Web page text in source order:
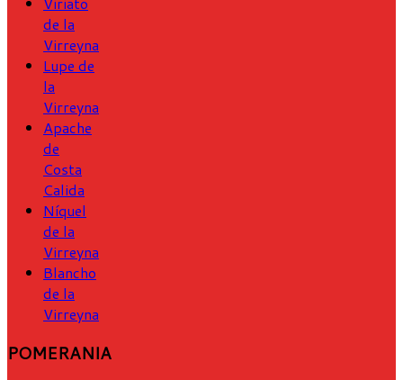
de la
Virreyna
Lupe de
la
Virreyna
Apache
de
Costa
Calida
Níquel
de la
Virreyna
Blancho
de la
Virreyna
POMERANIA